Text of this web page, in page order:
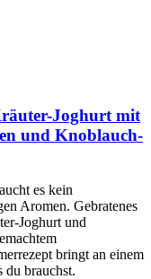
Joghurt mit
und Knoblauch-
es kein
Aromen. Gebratenes
Joghurt und
bringt an einem
du brauchst.